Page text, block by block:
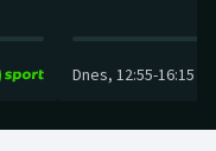
Dnes, 12:55-16:15